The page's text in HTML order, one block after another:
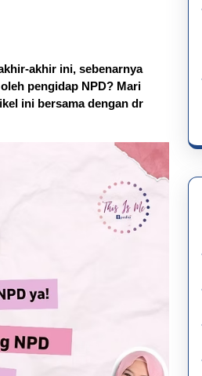
akhir ini, sebenarnya
pengidap NPD? Mari
ini bersama dengan dr